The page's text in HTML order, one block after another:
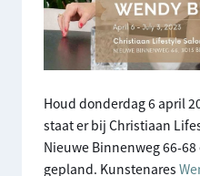
Houd donderdag 6 april
staat er bij Christiaan
Nieuwe Binnenweg 66-
gepland. Kunstenares